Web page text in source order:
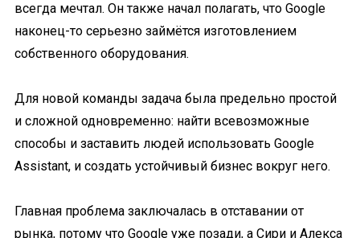
всегда мечтал. Он также начал полагать, что Google
наконец-то серьезно займётся изготовлением
собственного оборудования.
Для новой команды задача была предельно простой
и сложной одновременно: найти всевозможные
способы и заставить людей использовать Google
Assistant, и создать устойчивый бизнес вокруг него.
Главная проблема заключалась в отставании от
рынка, потому что Google уже позади, а Сири и Алекса